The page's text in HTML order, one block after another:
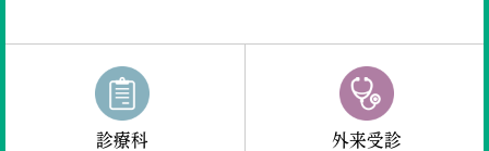
診療科 外来受診